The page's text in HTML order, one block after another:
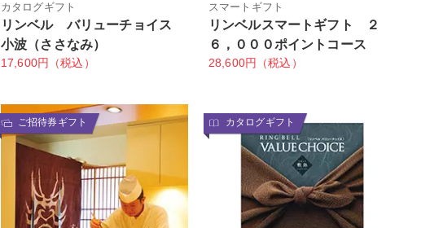
カタログギフト
リンベル バリューチョイス
小波（ささなみ）
17,600円（税込）
スマートギフト
リンベルスマートギフト ２
６，０００ポイントコース
28,600円（税込）
ご招待券ギフト カタログギフト